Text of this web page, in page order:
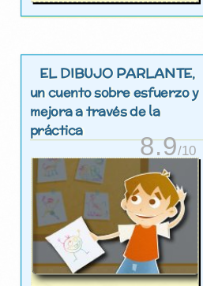
EL DIBUJO PARLANTE,
un cuento sobre esfuerzo y
mejora a través de la
práctica
8.9/10